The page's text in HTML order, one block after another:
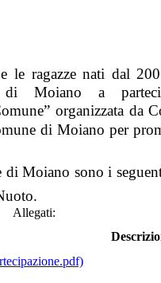
le ragazze nati dal
Moiano a
organizzata da
di Moiano per
Moiano sono i
Allegati: